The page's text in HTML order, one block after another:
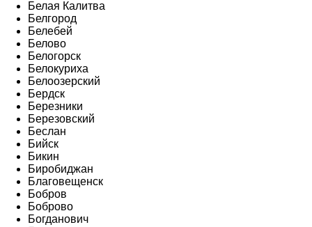
Белая Калитва
Белгород
Белебей
Белово
Белогорск
Белокуриха
Белоозерский
Бердск
Березники
Березовский
Беслан
Бийск
Бикин
Биробиджан
Благовещенск
Бобров
Боброво
Богданович